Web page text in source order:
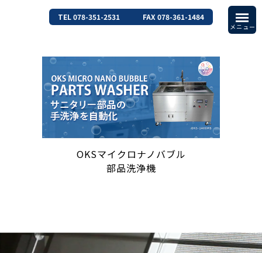
TEL 078-351-2531 FAX 078-361-1484
OKSマイクロナノバブル
部品洗浄機